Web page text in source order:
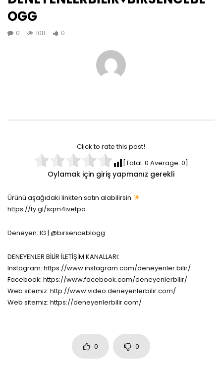
OGG
0 108 0
Click to rate this post!
[Total: 0 Average: 0]
Oylamak için giriş yapmanız gerekli
Ürünü aşağıdaki linkten satın alabilirsin
https://ty.gl/sqm4ivetpo
Deneyen: IG | @birsenceblogg
DENEYENLER BİLİR İLETİŞİM KANALLARI:
Instagram: https://www.instagram.com/deneyenler.bilir/
Facebook: https://www.facebook.com/deneyenlerbilir/
Web sitemiz: http://www.video.deneyenlerbilir.com/
Web sitemiz: https://deneyenlerbilir.com/
0 0